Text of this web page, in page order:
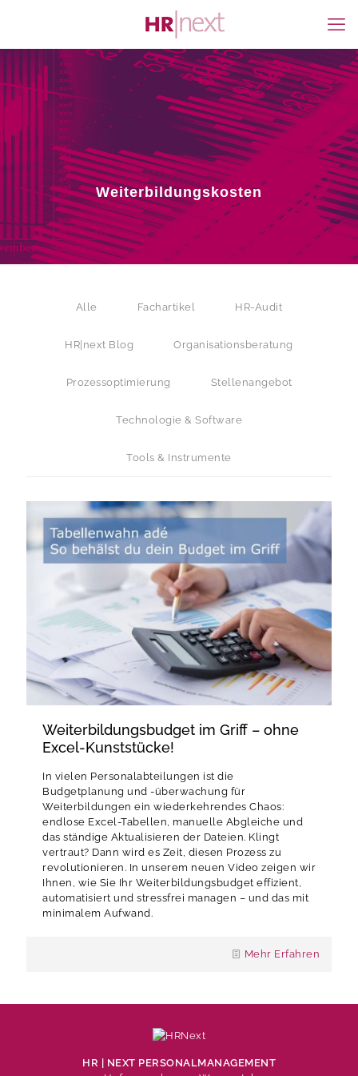
Weiterbildungskosten
Alle Fachartikel HR-Audit
HR|next Blog Organisationsberatung
Prozessoptimierung Stellenangebot
Technologie & Software
Tools & Instrumente
Weiterbildungsbudget im Griff – ohne
Excel-Kunststücke!
In vielen Personalabteilungen ist die
Budgetplanung und -überwachung für
Weiterbildungen ein wiederkehrendes Chaos:
endlose Excel-Tabellen, manuelle Abgleiche und
das ständige Aktualisieren der Dateien. Klingt
vertraut? Dann wird es Zeit, diesen Prozess zu
revolutionieren. In unserem neuen Video zeigen wir
Ihnen, wie Sie Ihr Weiterbildungsbudget effizient,
automatisiert und stressfrei managen – und das mit
minimalem Aufwand.
Mehr Erfahren
HR | NEXT PERSONALMANAGEMENT